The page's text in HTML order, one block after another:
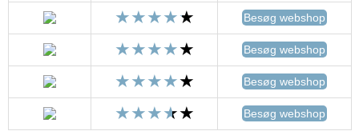
Besøg webshop
Besøg webshop
Besøg webshop
Besøg webshop